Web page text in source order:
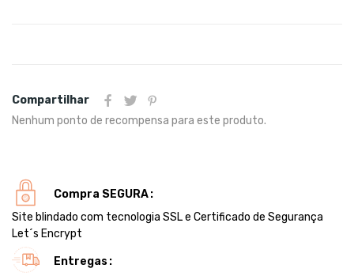
Compartilhar
Nenhum ponto de recompensa para este produto.
Compra SEGURA
Site blindado com tecnologia SSL e Certificado de Segurança
Let´s Encrypt
Entregas